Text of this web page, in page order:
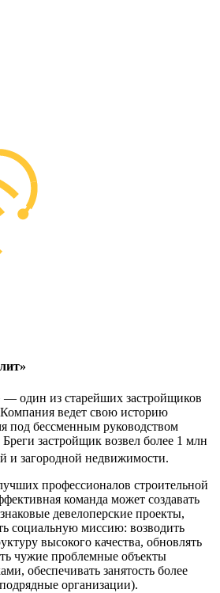
один из старейших застройщиков
ведет свою историю
под бессменным руководством
застройщик возвел более 1 млн
и загородной недвижимости.
профессионалов строительной
команда может создавать
девелоперские проекты,
социальную миссию: возводить
высокого качества, обновлять
чужие проблемные объекты
обеспечивать занятость более
организации).